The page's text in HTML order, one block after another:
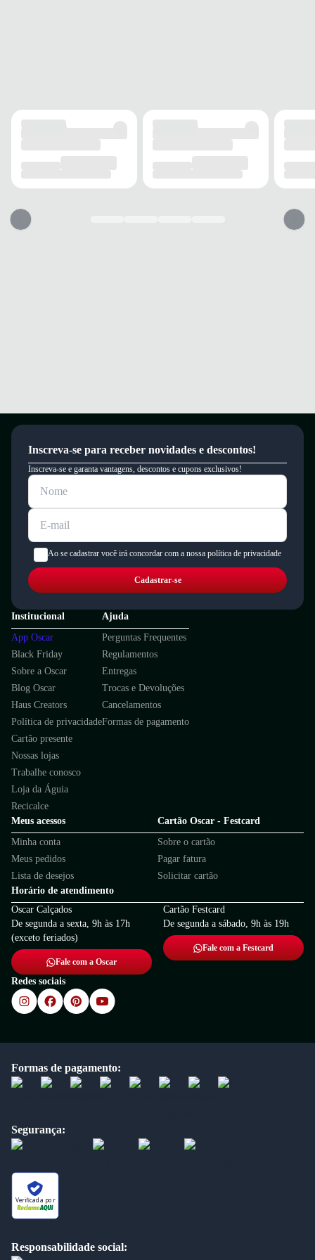
Inscreva-se para receber novidades e descontos!
Inscreva-se e garanta vantagens, descontos e cupons exclusivos!
Ao se cadastrar você irá concordar com a nossa política de privacidade
Cadastrar-se
Institucional
App Oscar
Black Friday
Sobre a Oscar
Blog Oscar
Haus Creators
Política de privacidade
Cartão presente
Nossas lojas
Trabalhe conosco
Loja da Águia
Recicalce
Ajuda
Perguntas Frequentes
Regulamentos
Entregas
Trocas e Devoluções
Cancelamentos
Formas de pagamento
Meus acessos
Minha conta
Meus pedidos
Lista de desejos
Cartão Oscar - Festcard
Sobre o cartão
Pagar fatura
Solicitar cartão
Horário de atendimento
Oscar Calçados
De segunda a sexta, 9h às 17h
(exceto feriados)
Fale com a Oscar
Cartão Festcard
De segunda a sábado, 9h às 19h
Fale com a Festcard
Redes sociais
Formas de pagamento:
Segurança:
Verificada por
Responsabilidade social: